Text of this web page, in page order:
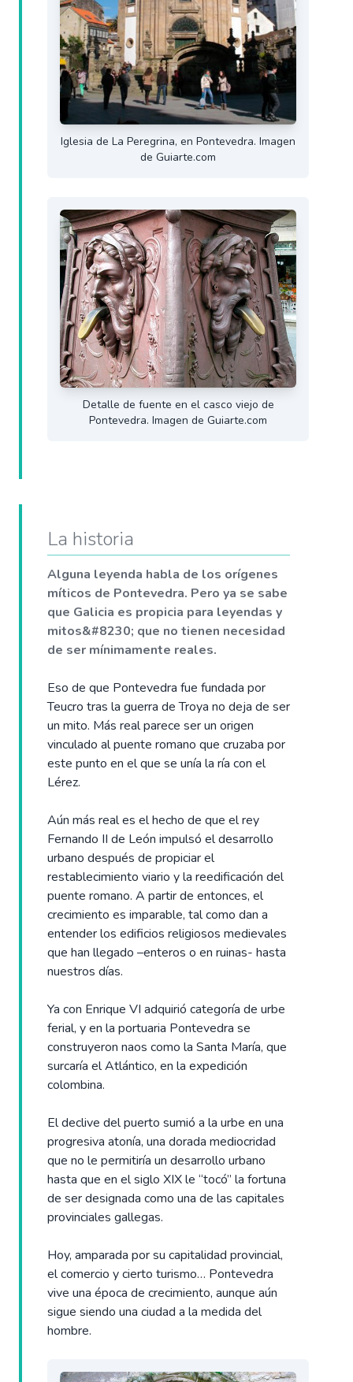
Iglesia de La Peregrina, en Pontevedra. Imagen
de Guiarte.com
Detalle de fuente en el casco viejo de
Pontevedra. Imagen de Guiarte.com
La historia
Alguna leyenda habla de los orígenes
míticos de Pontevedra. Pero ya se sabe
que Galicia es propicia para leyendas y
mitos&#8230; que no tienen necesidad
de ser mínimamente reales.
Eso de que Pontevedra fue fundada por
Teucro tras la guerra de Troya no deja de ser
un mito. Más real parece ser un origen
vinculado al puente romano que cruzaba por
este punto en el que se unía la ría con el
Lérez.
Aún más real es el hecho de que el rey
Fernando II de León impulsó el desarrollo
urbano después de propiciar el
restablecimiento viario y la reedificación del
puente romano. A partir de entonces, el
crecimiento es imparable, tal como dan a
entender los edificios religiosos medievales
que han llegado –enteros o en ruinas- hasta
nuestros días.
Ya con Enrique VI adquirió categoría de urbe
ferial, y en la portuaria Pontevedra se
construyeron naos como la Santa María, que
surcaría el Atlántico, en la expedición
colombina.
El declive del puerto sumió a la urbe en una
progresiva atonía, una dorada mediocridad
que no le permitiría un desarrollo urbano
hasta que en el siglo XIX le “tocó” la fortuna
de ser designada como una de las capitales
provinciales gallegas.
Hoy, amparada por su capitalidad provincial,
el comercio y cierto turismo… Pontevedra
vive una época de crecimiento, aunque aún
sigue siendo una ciudad a la medida del
hombre.